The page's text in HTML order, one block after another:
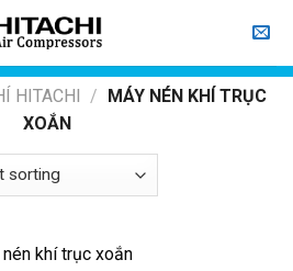
HITACHI / MÁY NÉN KHÍ TRỤC
XOẮN
khí trục xoắn